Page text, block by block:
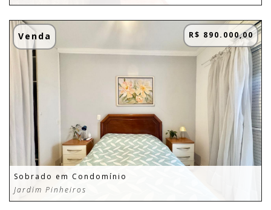
Venda R$ 890.000,00
Sobrado em Condomínio
Jardim Pinheiros